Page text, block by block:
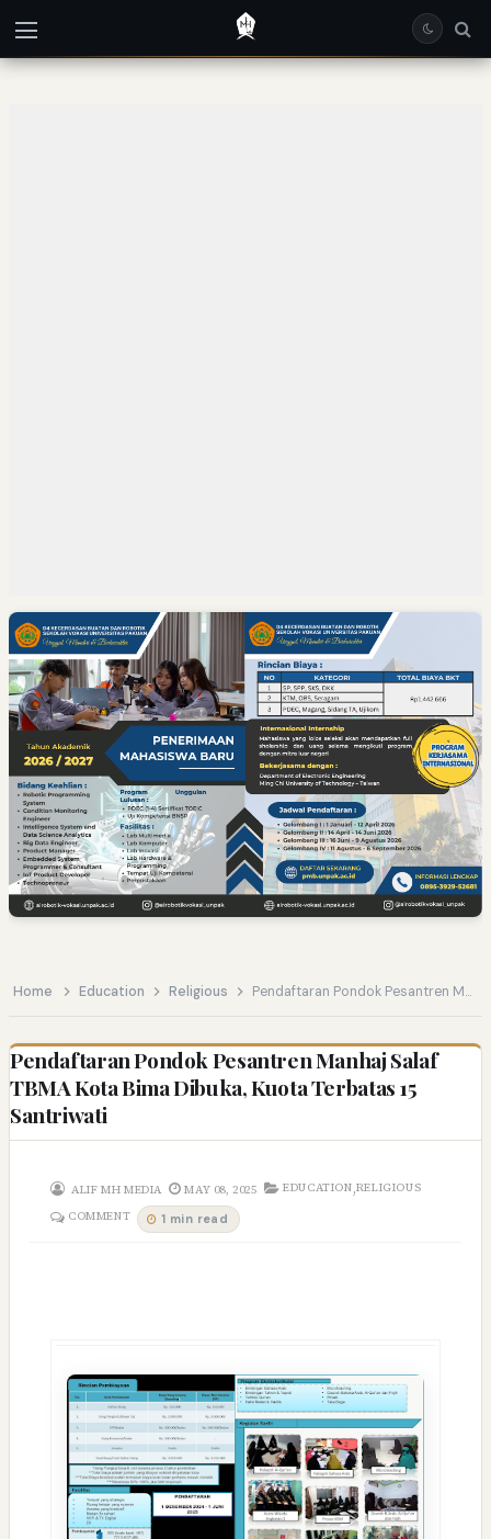
Home Education Religious Pendaftaran Pondok Pesantren Manhaj Salaf TBMA Kota Bima Dibuka, Kuota Terbatas 15 Santriwati
Pendaftaran Pondok Pesantren Manhaj Salaf
TBMA Kota Bima Dibuka, Kuota Terbatas 15
Santriwati
ALIF MH MEDIA MAY 08, 2025 EDUCATION,RELIGIOUS
COMMENT
1 min read